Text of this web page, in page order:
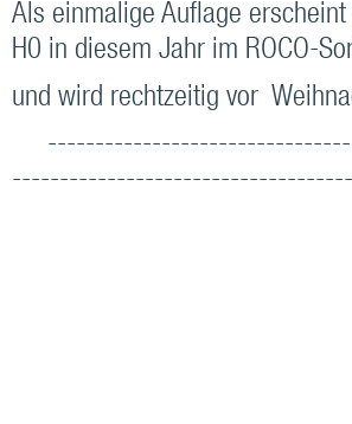
Als einmalige Auflage
H0 in diesem Jahr im ROCO-
und wird rechtzeitig vor